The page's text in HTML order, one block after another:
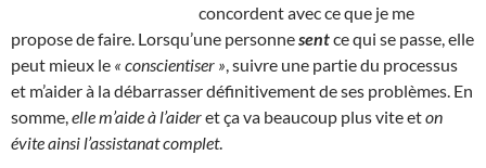
concordent avec ce que je me
propose de faire. Lorsqu’une personnesentce qui se passe, elle
peut mieux le « conscientiser » , suivre une partie du processus
et m’aider à la débarrasser définitivement de ses problèmes. En
somme, elle m’aide à l’aideret ça va beaucoup plus vite eton
évite ainsi l’assistanat complet.